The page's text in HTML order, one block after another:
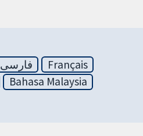
فارسی
Français
Bahasa Malaysia